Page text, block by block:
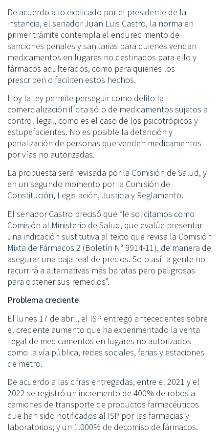
De acuerdo a lo explicado por el presidente de la
instancia, el senador Juan Luis Castro, la norma en
primer trámite contempla el endurecimiento de
sanciones penales y sanitarias para quienes vendan
medicamentos en lugares no destinados para ello y
fármacos adulterados, como para quienes los
prescriben o faciliten estos hechos.
Hoy la ley permite perseguir como delito la
comercialización ilícita sólo de medicamentos sujetos a
control legal, como es el caso de los psicotrópicos y
estupefacientes. No es posible la detención y
penalización de personas que venden medicamentos
por vías no autorizadas.
La propuesta será revisada por la Comisión de Salud, y
en un segundo momento por la Comisión de
Constitución, Legislación, Justicia y Reglamento.
El senador Castro precisó que “le solicitamos como
Comisión al Ministerio de Salud, que evalúe presentar
una indicación sustitutiva al texto que revisa la Comisión
Mixta de Fármacos 2 (Boletín N° 9914-11), de manera de
asegurar una baja real de precios. Solo así la gente no
recurrirá a alternativas más baratas pero peligrosas
para obtener sus remedios”.
Problema creciente
El lunes 17 de abril, el ISP entregó antecedentes sobre
el creciente aumento que ha experimentado la venta
ilegal de medicamentos en lugares no autorizados
como la vía pública, redes sociales, ferias y estaciones
de metro.
De acuerdo a las cifras entregadas, entre el 2021 y el
2022 se registró un incremento de 400% de robos a
camiones de transporte de productos farmacéuticos
que han sido notificados al ISP por las farmacias y
laboratorios; y un 1.000% de decomiso de fármacos.